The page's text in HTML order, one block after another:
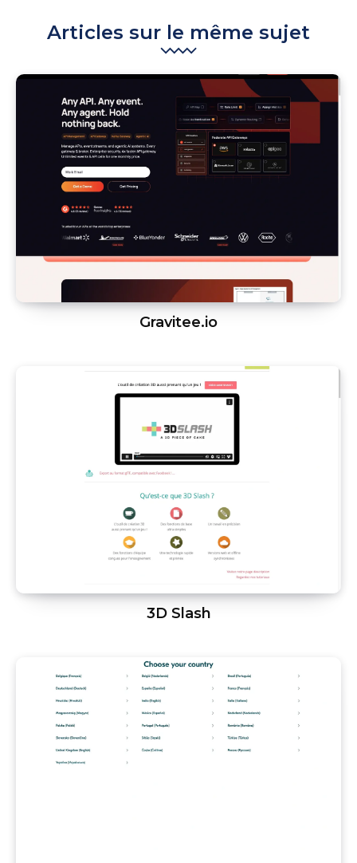
Articles sur le même sujet
Gravitee.io
3D Slash